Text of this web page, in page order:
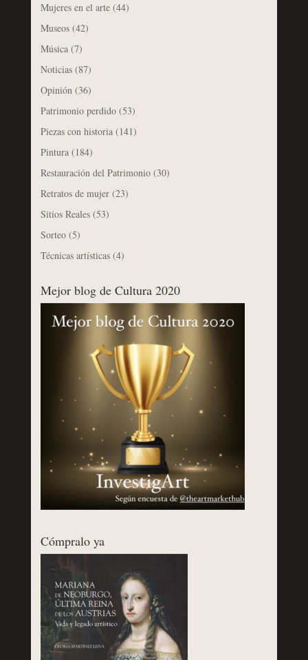
Mujeres en el arte(44)
Museos(42)
Música(7)
Noticias(87)
Opinión(36)
Patrimonio perdido(53)
Piezas con historia(141)
Pintura(184)
Restauración del Patrimonio(30)
Retratos de mujer(23)
Sitios Reales(53)
Sorteo(5)
Técnicas artísticas(4)
Mejor blog de Cultura 2020
Cómpralo ya